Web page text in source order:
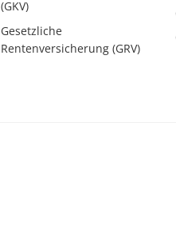
(GKV)
Gesetzliche
Rentenversicherung (GRV)